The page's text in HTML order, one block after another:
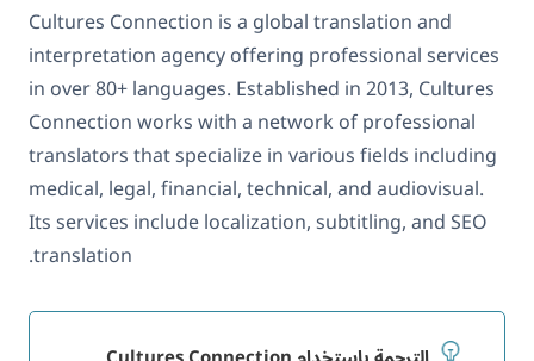
Cultures Connection is a global translation and
interpretation agency offering professional services
in over 80+ languages. Established in 2013, Cultures
Connection works with a network of professional
translators that specialize in various fields including
medical, legal, financial, technical, and audiovisual.
Its services include localization, subtitling, and SEO
translation.